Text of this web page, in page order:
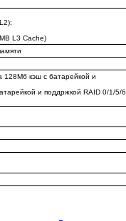
L3 Cache)
128Мб кэш с батарейкой и
и поддржкой RAID 0/1/5/6